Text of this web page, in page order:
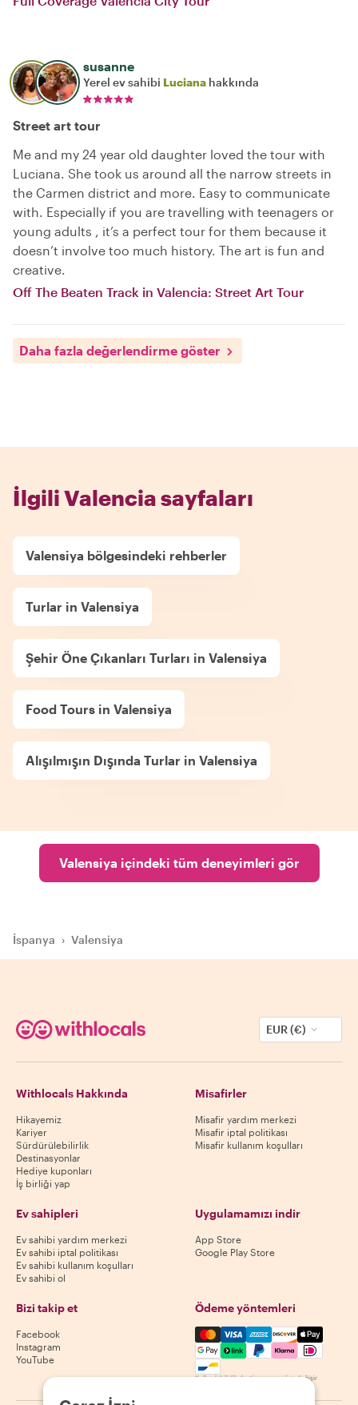
susanne
Yerel ev sahibi Luciana hakkında
Street art tour
Me and my 24 year old daughter loved the tour with
Luciana. She took us around all the narrow streets in
the Carmen district and more. Easy to communicate
with. Especially if you are travelling with teenagers or
young adults , it’s a perfect tour for them because it
doesn’t involve too much history. The art is fun and
creative.
Off The Beaten Track in Valencia: Street Art Tour
Daha fazla değerlendirme göster
İlgili Valencia sayfaları
Valensiya bölgesindeki rehberler
Turlar in Valensiya
Şehir Öne Çıkanları Turları in Valensiya
Food Tours in Valensiya
Alışılmışın Dışında Turlar in Valensiya
Valensiya içindeki tüm deneyimleri gör
İspanya › Valensiya
EUR (€)
Withlocals Hakkında
Hikayemiz
Kariyer
Sürdürülebilirlik
Destinasyonlar
Hediye kuponları
İş birliği yap
Misafirler
Misafir yardım merkezi
Misafir iptal politikası
Misafir kullanım koşulları
Ev sahipleri
Ev sahibi yardım merkezi
Ev sahibi iptal politikası
Ev sahibi kullanım koşulları
Ev sahibi ol
Uygulamamızı indir
App Store
Google Play Store
Bizi takip et
Facebook
Instagram
YouTube
Ödeme yöntemleri
Mastercard, Visa, Amex,
Kullanılabilirlik destinasyona göre değişir